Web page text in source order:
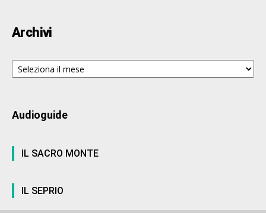
Archivi
Archivi
Audioguide
IL SACRO MONTE
IL SEPRIO